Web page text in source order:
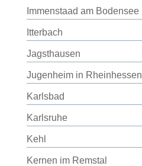
Immenstaad am Bodensee
Itterbach
Jagsthausen
Jugenheim in Rheinhessen
Karlsbad
Karlsruhe
Kehl
Kernen im Remstal